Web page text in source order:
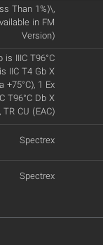
Than 1%)\,
in FM
Version)
IIIC T96°C
IIC T4 Gb X
+75°C), 1 Ex
T96°C Db X
TR CU (EAC)
Spectrex
Spectrex